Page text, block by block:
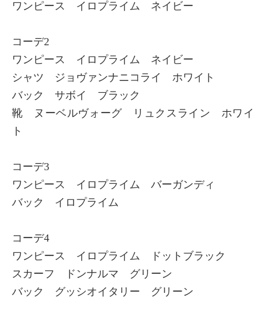
ワンピース イロプライム ネイビー
コーデ2
ワンピース イロプライム ネイビー
シャツ ジョヴァンナニコライ ホワイト
バック サボイ ブラック
靴 ヌーベルヴォーグ リュクスライン ホワイ
ト
コーデ3
ワンピース イロプライム バーガンディ
バック イロプライム
コーデ4
ワンピース イロプライム ドットブラック
スカーフ ドンナルマ グリーン
バック グッシオイタリー グリーン